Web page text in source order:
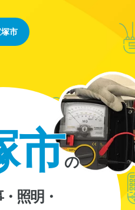
市
市の
照明・